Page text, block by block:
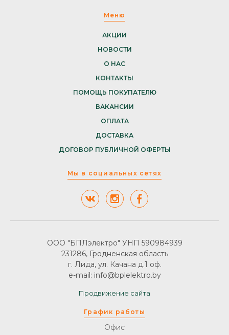
Меню
АКЦИИ
НОВОСТИ
О НАС
КОНТАКТЫ
ПОМОЩЬ ПОКУПАТЕЛЮ
ВАКАНСИИ
ОПЛАТА
ДОСТАВКА
ДОГОВОР ПУБЛИЧНОЙ ОФЕРТЫ
Мы в социальных сетях
График работы
Офис
ООО "БПЛэлектро" УНП 590984939
231286, Гродненская область
г. Лида, ул. Качана д.1 оф.
e-mail: info@bplelektro.by
Продвижение сайта